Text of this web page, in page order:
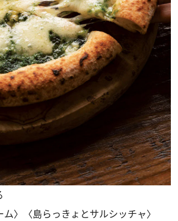
〉〈島らっきょとサルシッチャ〉